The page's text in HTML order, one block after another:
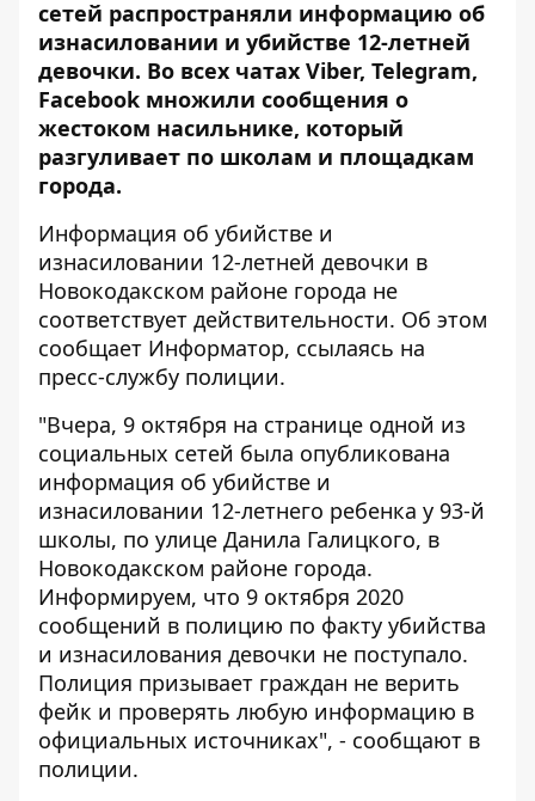
сетей распространяли информацию об
изнасиловании и убийстве 12-летней
девочки. Во всех чатах Viber, Telegram,
Facebook множили сообщения о
жестоком насильнике, который
разгуливает по школам и площадкам
города.
Информация об убийстве и
изнасиловании 12-летней девочки в
Новокодакском районе города не
соответствует действительности. Об этом
сообщает Информатор, ссылаясь на
пресс-службу полиции.
"Вчера, 9 октября на странице одной из
социальных сетей была опубликована
информация об убийстве и
изнасиловании 12-летнего ребенка у 93-й
школы, по улице Данила Галицкого, в
Новокодакском районе города.
Информируем, что 9 октября 2020
сообщений в полицию по факту убийства
и изнасилования девочки не поступало.
Полиция призывает граждан не верить
фейк и проверять любую информацию в
официальных источниках", - сообщают в
полиции.